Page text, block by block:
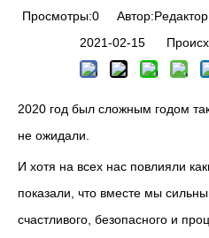
Просмотры:0
2021-02-15
2020 год был сложным годом
не ожидали.
И хотя на всех нас повлияли
показали, что вместе мы
счастливого, безопасного и